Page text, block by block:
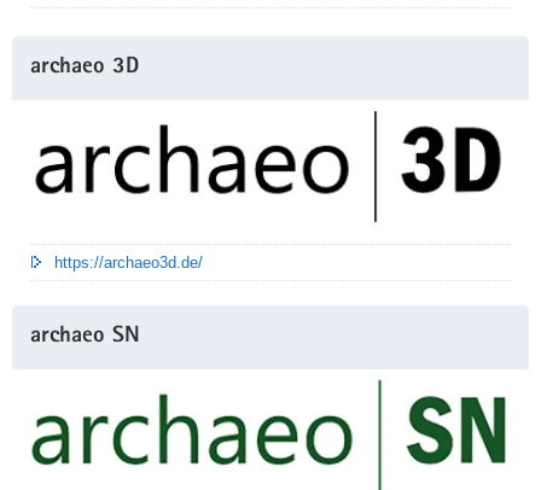
archaeo 3D
https://archaeo3d.de/
archaeo SN